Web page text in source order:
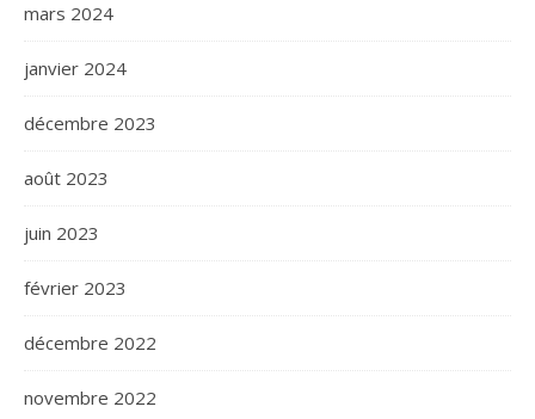
mars 2024
janvier 2024
décembre 2023
août 2023
juin 2023
février 2023
décembre 2022
novembre 2022